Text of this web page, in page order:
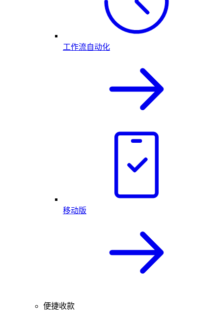
工作流自动化
移动版
便捷收款